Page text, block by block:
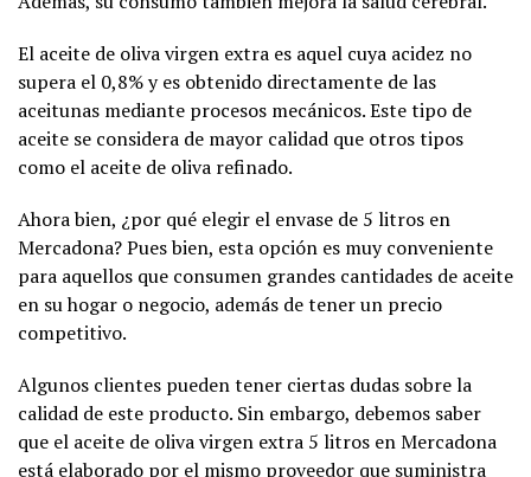
El aceite de oliva virgen extra es aquel cuya acidez no
supera el 0,8% y es obtenido directamente de las
aceitunas mediante procesos mecánicos. Este tipo de
aceite se considera de mayor calidad que otros tipos
como el aceite de oliva refinado.
Ahora bien, ¿por qué elegir el envase de 5 litros en
Mercadona? Pues bien, esta opción es muy conveniente
para aquellos que consumen grandes cantidades de aceite
en su hogar o negocio, además de tener un precio
competitivo.
Algunos clientes pueden tener ciertas dudas sobre la
calidad de este producto. Sin embargo, debemos saber
que el aceite de oliva virgen extra 5 litros en Mercadona
está elaborado por el mismo proveedor que suministra